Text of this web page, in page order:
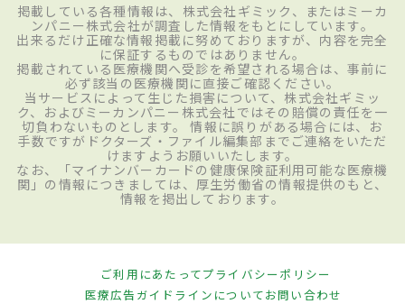
掲載している各種情報は、株式会社ギミック、またはミーカ
ンパニー株式会社が調査した情報をもとにしています。
出来るだけ正確な情報掲載に努めておりますが、内容を完全
に保証するものではありません。
掲載されている医療機関へ受診を希望される場合は、事前に
必ず該当の医療機関に直接ご確認ください。
当サービスによって生じた損害について、株式会社ギミッ
ク、およびミーカンパニー株式会社ではその賠償の責任を一
切負わないものとします。 情報に誤りがある場合には、お
手数ですがドクターズ・ファイル編集部までご連絡をいただ
けますようお願いいたします。
なお、「マイナンバーカードの健康保険証利用可能な医療機
関」の情報につきましては、厚生労働省の情報提供のもと、
情報を掲出しております。
ご利用にあたってプライバシーポリシー
医療広告ガイドラインについてお問い合わせ